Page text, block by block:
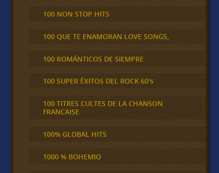
100 NON STOP HITS
100 QUE TE ENAMORAN LOVE SONGS,
100 ROMÁNTICOS DE SIEMPRE
100 SUPER ÉXITOS DEL ROCK 60's
100 TITRES CULTES DE LA CHANSON
FRANCAISE
100% GLOBAL HITS
1000 % BOHEMIO